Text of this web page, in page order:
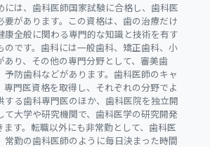
には、歯科医師国家試験に合格し、歯科医
要があります。この資格は、歯の治療だけ
康全般に関わる専門的な知識と技術を有す
のです。歯科には一般歯科、矯正歯科、小
あり、その他の専門分野として、審美歯
予防歯科などがあります。歯科医師のキャ
専門医資格を取得し、それぞれの分野でよ
する歯科専門医のほか、歯科医院を独立開
て大学や研究機関で、歯科医学の研究開発
ます。転職以外にも非常勤として、歯科医
常勤の歯科医師のように毎日決まった時間